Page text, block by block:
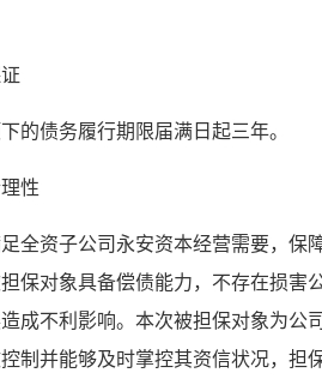
的债务履行期限届满日起三年。
性
全资子公司永安资本经营需要，保
保对象具备偿债能力，不存在损害
成不利影响。本次被担保对象为公
制并能够及时掌控其资信状况，担